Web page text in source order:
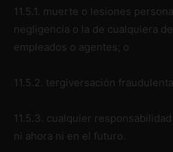
11.5.1. muerte o lesiones
negligencia o la de cualquiera
empleados o agentes; o
11.5.2. tergiversación
11.5.3. cualquier
ni ahora ni en el futuro.